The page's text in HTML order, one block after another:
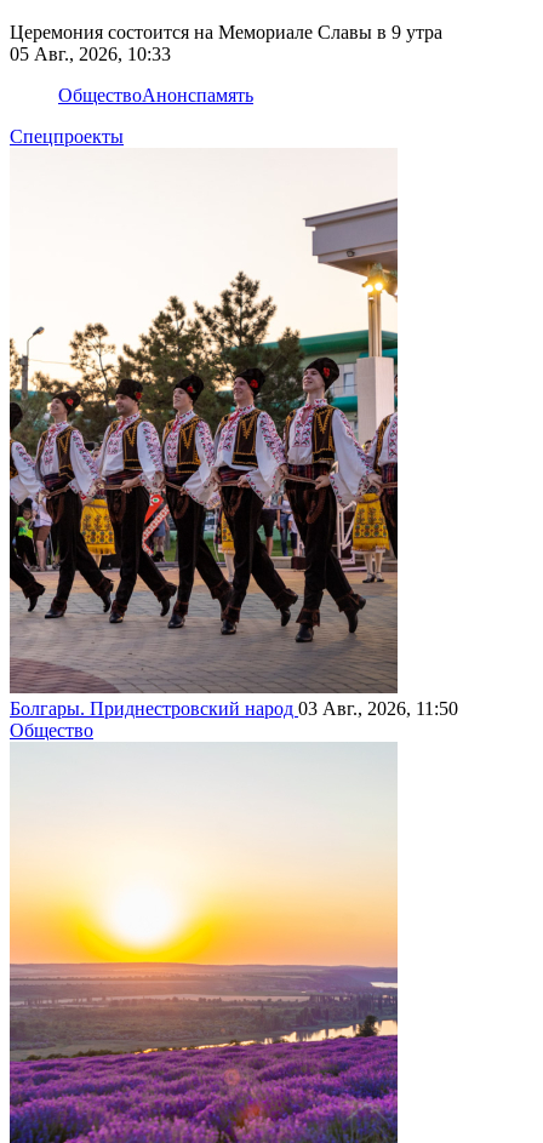
Церемония состоится на Мемориале Славы в 9 утра
05 Авг., 2026, 10:33
ОбществоАнонспамять
Спецпроекты
Болгары. Приднестровский народ 03 Авг., 2026, 11:50
Общество